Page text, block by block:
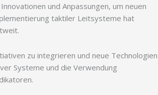
und Anpassungen, um neuen
taktiler Leitsysteme hat
zu integrieren und neue Technologien
Systeme und die Verwendung